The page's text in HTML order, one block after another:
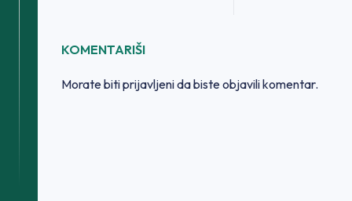
KOMENTARIŠI
Morate bitiprijavljenida biste objavili komentar.